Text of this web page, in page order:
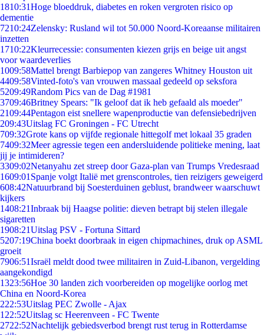
1810:31Hoge bloeddruk, diabetes en roken vergroten risico op
dementie
7210:24Zelensky: Rusland wil tot 50.000 Noord-Koreaanse militairen
inzetten
1710:22Kleurrecessie: consumenten kiezen grijs en beige uit angst
voor waardeverlies
1009:58Mattel brengt Barbiepop van zangeres Whitney Houston uit
4409:58Vinted-foto's van vrouwen massaal gedeeld op seksfora
5209:49Random Pics van de Dag #1981
3709:46Britney Spears: "Ik geloof dat ik heb gefaald als moeder"
2109:44Pentagon eist snellere wapenproductie van defensiebedrijven
209:43Uitslag FC Groningen - FC Utrecht
709:32Grote kans op vijfde regionale hittegolf met lokaal 35 graden
7409:32Meer agressie tegen een andersluidende politieke mening, laat
jij je intimideren?
3309:02Netanyahu zet streep door Gaza-plan van Trumps Vredesraad
1609:01 Spanje volgt Italië met grenscontroles, tien reizigers geweigerd
608:42Natuurbrand bij Soesterduinen geblust, brandweer waarschuwt
kijkers
1408:21Inbraak bij Haagse politie: dieven betrapt bij stelen illegale
sigaretten
1908:21Uitslag PSV - Fortuna Sittard
5207:19China boekt doorbraak in eigen chipmachines, druk op ASML
groeit
7906:51Israël meldt dood twee militairen in Zuid-Libanon, vergelding
aangekondigd
1323:56Hoe 30 landen zich voorbereiden op mogelijke oorlog met
China en Noord-Korea
222:53Uitslag PEC Zwolle - Ajax
1 22:52Uitslag sc Heerenveen - FC Twente
2722:52Nachtelijk gebiedsverbod brengt rust terug in Rotterdamse